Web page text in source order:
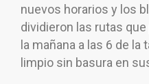
nuevos horarios y los
dividieron las rutas
la mañana a las 6 de
limpio sin basura en